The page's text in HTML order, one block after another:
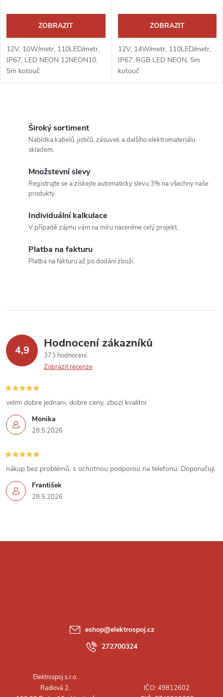
d
u
k
u
k
ZOBRAZIT
12V, 10W/metr, 110LED/metr,
IP67, LED NEON 12NEON10,
5m kotouč
ZOBRAZIT
12V, 14W/metr, 110LED/metr,
IP67, RGB LED NEON, 5m
kotouč
v
k
y
ý
p
i
s
u
Široký sortiment
Nabídka kabelů, jističů, zásuvek a dalšího elektromateriálu
skladem.
Množstevní slevy
Registrujte se a získejte automaticky slevu 3% na všechny naše
produkty.
Individuální kalkulace
V případě zájmu vám na míru naceníme celý projekt.
Platba na fakturu
Platba na fakturu až po dodání zboží.
4,9 Hodnocení zákazníků
373 hodnocení
Zobrazit recenze
Monika
28.5.2026
velmi dobre jednani, dobre ceny, zbozi kvalitni
František
28.5.2026
nákup bez problémů, s ochotnou podporou na telefonu. Doporučuji
eshop@elektrospoj.cz
272700324